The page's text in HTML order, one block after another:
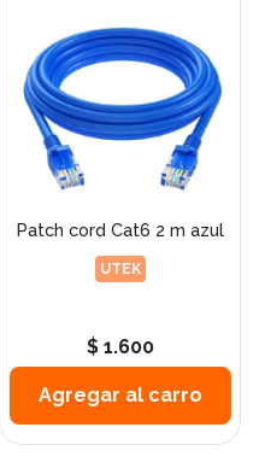
Patch cord Cat6 2 m azul
UTEK
$ 1.600
Agregar al carro